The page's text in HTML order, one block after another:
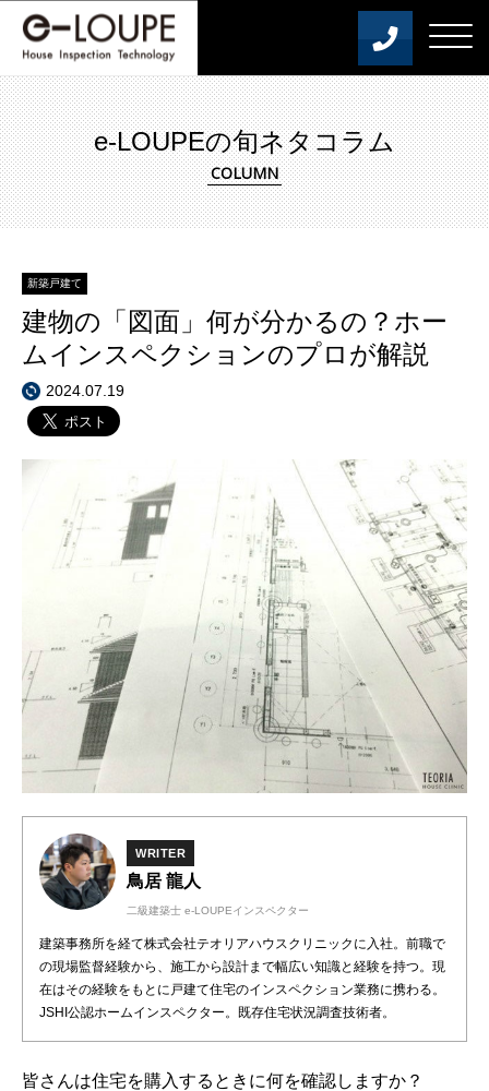
e-LOUPEの旬ネタコラム
新築戸建て
建物の「図面」何が分かるの？ホー
ムインスペクションのプロが解説
2024.07.19
WRITER
鳥居 龍人
二級建築士 e-LOUPEインスペクター
建築事務所を経て株式会社テオリアハウスクリニックに入社。前職で
の現場監督経験から、施工から設計まで幅広い知識と経験を持つ。現
在はその経験をもとに戸建て住宅のインスペクション業務に携わる。
JSHI公認ホームインスペクター。既存住宅状況調査技術者。
皆さんは住宅を購入するときに何を確認しますか？